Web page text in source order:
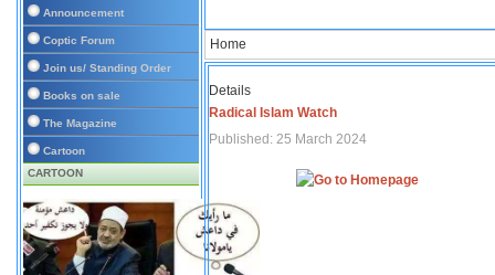
Announcement
Coptic Forum
Join us/ Standing Order
Books on sale
The Magazine
Cartoon
CARTOON
Home
Details
Radical Islam Watch
Published: 25 March 2024